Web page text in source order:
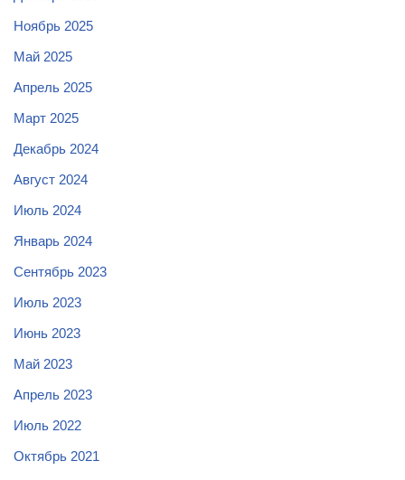
Ноябрь 2025
Май 2025
Апрель 2025
Март 2025
Декабрь 2024
Август 2024
Июль 2024
Январь 2024
Сентябрь 2023
Июль 2023
Июнь 2023
Май 2023
Апрель 2023
Июль 2022
Октябрь 2021